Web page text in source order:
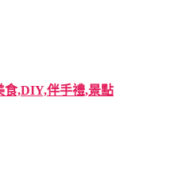
食,DIY,伴手禮,景點